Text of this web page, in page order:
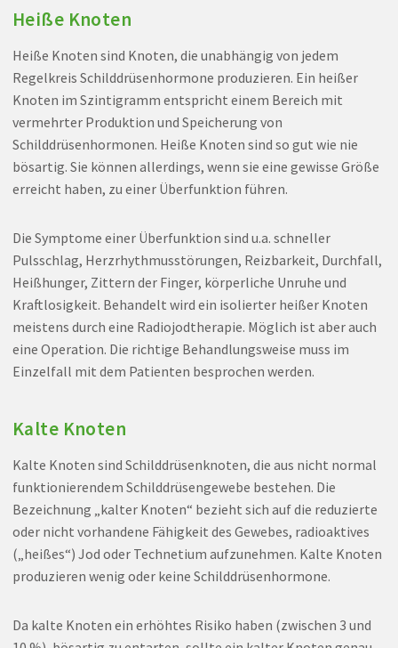
Heiße Knoten
Heiße Knoten sind Knoten, die unabhängig von jedem
Regelkreis Schilddrüsenhormone produzieren. Ein heißer
Knoten im Szintigramm entspricht einem Bereich mit
vermehrter Produktion und Speicherung von
Schilddrüsenhormonen. Heiße Knoten sind so gut wie nie
bösartig. Sie können allerdings, wenn sie eine gewisse Größe
erreicht haben, zu einer Überfunktion führen.
Die Symptome einer Überfunktion sind u.a. schneller
Pulsschlag, Herzrhythmusstörungen, Reizbarkeit, Durchfall,
Heißhunger, Zittern der Finger, körperliche Unruhe und
Kraftlosigkeit. Behandelt wird ein isolierter heißer Knoten
meistens durch eine Radiojodtherapie. Möglich ist aber auch
eine Operation. Die richtige Behandlungsweise muss im
Einzelfall mit dem Patienten besprochen werden.
Kalte Knoten
Kalte Knoten sind Schilddrüsenknoten, die aus nicht normal
funktionierendem Schilddrüsengewebe bestehen. Die
Bezeichnung „kalter Knoten“ bezieht sich auf die reduzierte
oder nicht vorhandene Fähigkeit des Gewebes, radioaktives
(„heißes“) Jod oder Technetium aufzunehmen. Kalte Knoten
produzieren wenig oder keine Schilddrüsenhormone.
Da kalte Knoten ein erhöhtes Risiko haben (zwischen 3 und